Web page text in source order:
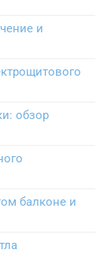
и
обзор
балконе и